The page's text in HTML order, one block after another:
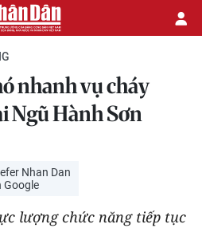
nhanh vụ cháy
Ngũ Hành Sơn
Nhan Dan
Google
lượng chức năng tiếp tục